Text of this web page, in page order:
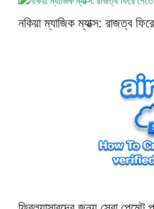
নকিয়া ম্যাজিক ম্যাক্স: রাজত্ব